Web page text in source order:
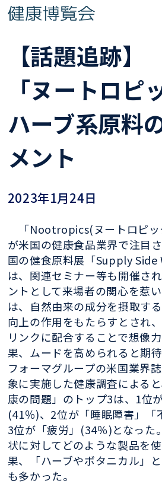
【話題追跡
「ヌートロピ
ハーブ系原料
メント
2023年1月24日
「Nootropics(ヌートロピッ
が米国の健康食品業界で注目
国の健食原料展「Supply Side
は、関連セミナー等も開催さ
ントとして来場者の関心を惹
は、自然由来の成分を摂取す
向上の作用をもたらすとされ
リンクに配合することで想像
果、ムードを高められると期
フォーマグループの米国業界
象に実施した健康調査による
康の問題」のトップ3は、1位
(41％)、2位が「睡眠障害」「
3位が「疲労」(34％)となった
状に対してどのような製品を
果、「ハーブやボタニカル」
も多かった。